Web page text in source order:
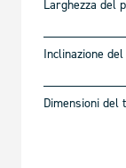
Larghezza del
Inclinazione
Dimensioni del